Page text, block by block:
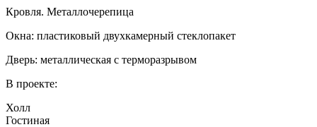
Кровля. Металлочерепица
Окна: пластиковый двухкамерный стеклопакет
Дверь: металлическая с терморазрывом
В проекте:
Холл
Гостиная